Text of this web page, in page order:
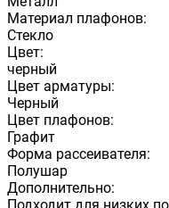
Материал плафонов:
Стекло
Цвет:
черный
Цвет арматуры:
Черный
Цвет плафонов:
Графит
Форма рассеивателя:
Полушар
Дополнительно: